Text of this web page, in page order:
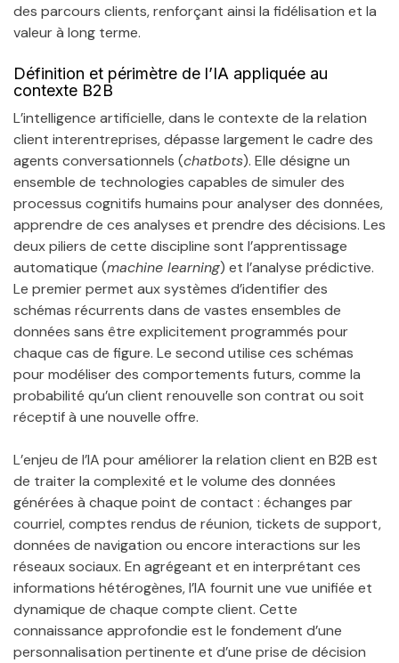
des parcours clients, renforçant ainsi la fidélisation et la
valeur à long terme.
Définition et périmètre de l’IA appliquée au
contexte B2B
L’intelligence artificielle, dans le contexte de la relation
client interentreprises, dépasse largement le cadre des
agents conversationnels (chatbots). Elle désigne un
ensemble de technologies capables de simuler des
processus cognitifs humains pour analyser des données,
apprendre de ces analyses et prendre des décisions. Les
deux piliers de cette discipline sont l’apprentissage
automatique (machine learning) et l’analyse prédictive.
Le premier permet aux systèmes d’identifier des
schémas récurrents dans de vastes ensembles de
données sans être explicitement programmés pour
chaque cas de figure. Le second utilise ces schémas
pour modéliser des comportements futurs, comme la
probabilité qu’un client renouvelle son contrat ou soit
réceptif à une nouvelle offre.
L’enjeu de l’IA pour améliorer la relation client en B2B est
de traiter la complexité et le volume des données
générées à chaque point de contact : échanges par
courriel, comptes rendus de réunion, tickets de support,
données de navigation ou encore interactions sur les
réseaux sociaux. En agrégeant et en interprétant ces
informations hétérogènes, l’IA fournit une vue unifiée et
dynamique de chaque compte client. Cette
connaissance approfondie est le fondement d’une
personnalisation pertinente et d’une prise de décision